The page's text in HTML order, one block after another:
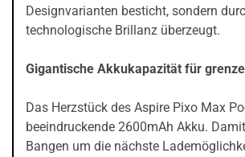
Designvarianten besticht, sondern
technologische Brillanz überzeugt.
Gigantische Akkukapazität für
Das Herzstück des Aspire Pixo Max
beeindruckende 2600mAh Akku.
Bangen um die nächste